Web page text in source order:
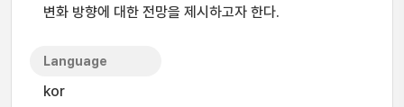
변화 방향에 대한 전망을 제시하고자 한다.
Language
kor